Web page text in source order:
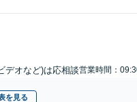
デオなど)は応相談営業時間：
を見る